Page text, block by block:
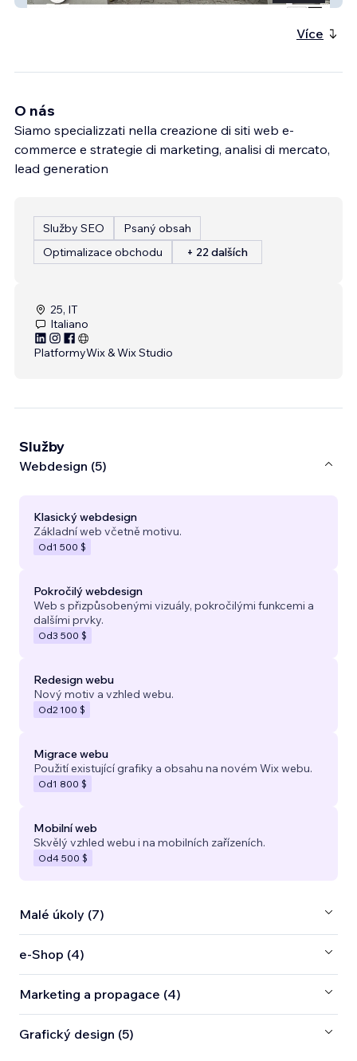
Více
O nás
Siamo specializzati nella creazione di siti web e-
commerce e strategie di marketing, analisi di mercato,
lead generation
Služby SEO
Psaný obsah
Optimalizace obchodu
+ 22 dalších
25, IT
Italiano
PlatformyWix & Wix Studio
Služby
Webdesign (5)
Klasický webdesign
Základní web včetně motivu.
Od1 500 $
Pokročilý webdesign
Web s přizpůsobenými vizuály, pokročilými funkcemi a
dalšími prvky.
Od3 500 $
Redesign webu
Nový motiv a vzhled webu.
Od2 100 $
Migrace webu
Použití existující grafiky a obsahu na novém Wix webu.
Od1 800 $
Mobilní web
Skvělý vzhled webu i na mobilních zařízeních.
Od4 500 $
Malé úkoly (7)
e‑Shop (4)
Marketing a propagace (4)
Grafický design (5)